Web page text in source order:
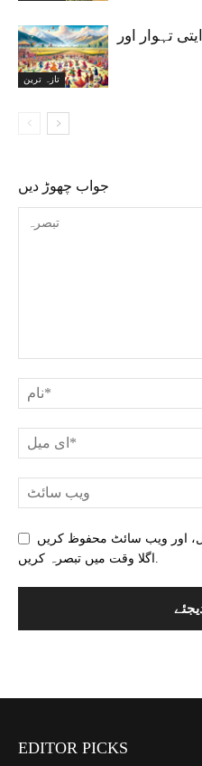
تازہ ترین
جواب چھوڑ دیں
اور ویب سائٹ محفوظ کریں
اگلا وقت میں تبصرہ کریں.
EDITOR PICKS